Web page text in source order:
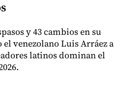
y 43 cambios en su
venezolano Luis Arráez a
latinos dominan el